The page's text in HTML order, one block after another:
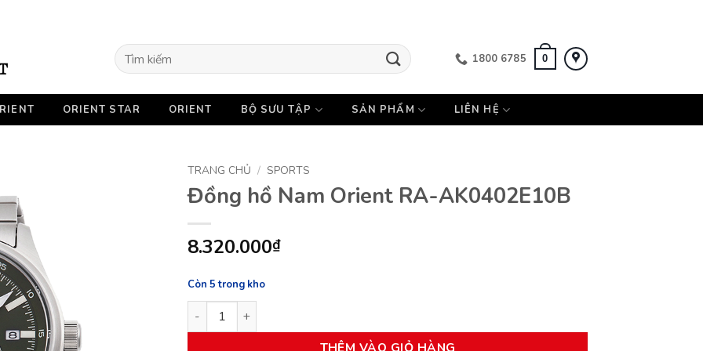
Tìm
kiếm:
1800 6785 0
ORIENT STAR ORIENT BỘ SƯU TẬP SẢN PHẨM LIÊN HỆ
TRANG CHỦ / SPORTS
Đồng hồ Nam Orient RA-AK0402E10B
8.320.000₫
Còn 5 trong kho
Đồng hồ Nam Orient RA-AK0402E10B số lượng
THÊM VÀO GIỎ HÀNG